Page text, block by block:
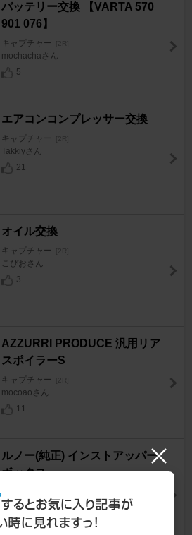
バッテリー交換 【VARTA 570
901 076】
キャプチャー [2R]
mochachaさん
5
エアコンコンプレッサー交換
キャプチャー [2R]
Takkiyさん
21
オイル交換
キャプチャー [2R]
こぴおさん
3
AZZURRI PRODUCE 汎用リア
スポイラーS
キャプチャー [2R]
mocoaoさん
11
ルノー(純正) インストアッパー
ボックス
キャプチャー
hiro-cさん
5